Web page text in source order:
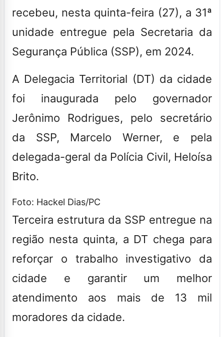
recebeu, nesta quinta-feira (27), a 31ª
unidade entregue pela Secretaria da
Segurança Pública (SSP), em 2024.
A Delegacia Territorial (DT) da cidade
foi inaugurada pelo governador
Jerônimo Rodrigues, pelo secretário
da SSP, Marcelo Werner, e pela
delegada-geral da Polícia Civil, Heloísa
Brito.
Foto: Hackel Dias/PC
Terceira estrutura da SSP entregue na
região nesta quinta, a DT chega para
reforçar o trabalho investigativo da
cidade e garantir um melhor
atendimento aos mais de 13 mil
moradores da cidade.